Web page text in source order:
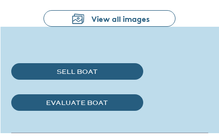
View all images
SELL BOAT
EVALUATE BOAT